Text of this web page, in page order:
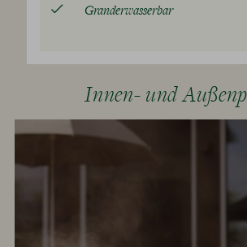
Granderwasserbar
Innen- und